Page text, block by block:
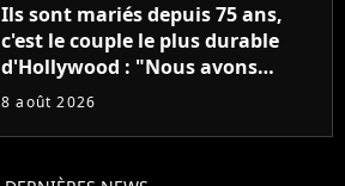
Ils sont mariés depuis 75 ans,
c'est le couple le plus durable
d'Hollywood : "Nous avons
avancé jour après jour, et les
décennies"
8 août 2026